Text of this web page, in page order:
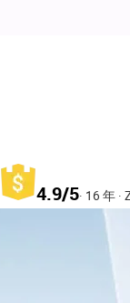
4.9/5· 16 年 ·